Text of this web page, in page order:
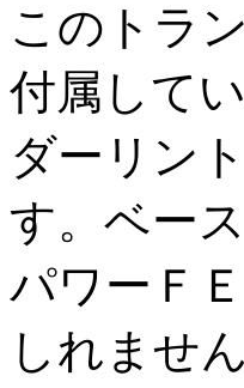
このトラ
付属して
ダーリン
す。ベー
パワーＦ
しれません